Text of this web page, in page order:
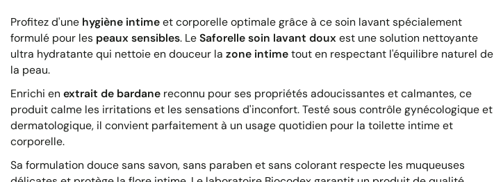
Profitez d'une hygiène intimeet corporelle optimale grâce à ce soin lavant spécialement
formulé pour les peaux sensibles. LeSaforelle soin lavant doux est une solution nettoyante
ultra hydratante qui nettoie en douceur la zone intimetout en respectant l'équilibre naturel de
la peau.
Enrichi en extrait de bardane reconnu pour ses propriétés adoucissantes et calmantes, ce
produit calme les irritations et les sensations d'inconfort. Testé sous contrôle gynécologique et
dermatologique, il convient parfaitement à un usage quotidien pour la toilette intime et
corporelle.
Sa formulation douce sans savon, sans paraben et sans colorant respecte les muqueuses